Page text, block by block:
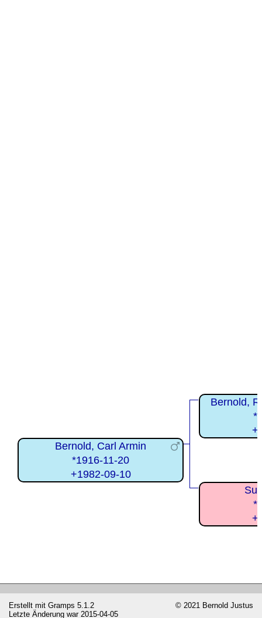
Bernold, Carl Armin
*1916-11-20
+1982-09-10
Bernold,
Erstellt mit Gramps 5.1.2
Letzte Änderung war 2015-04-05
© 2021 Bernold Justus